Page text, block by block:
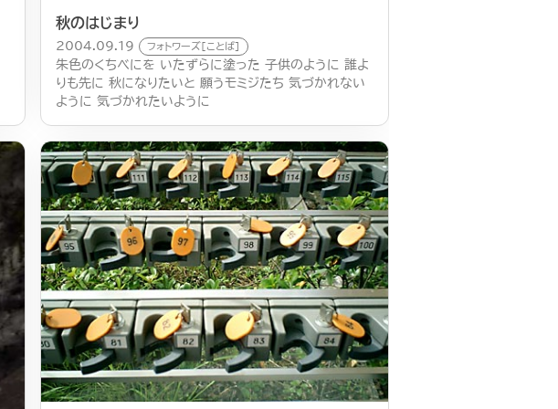
秋のはじまり
2004.09.19 フォトワーズ[ことば]
朱色のくちべにを いたずらに塗った 子供のように 誰よ
りも先に 秋になりたいと 願うモミジたち 気づかれない
ように 気づかれたいように